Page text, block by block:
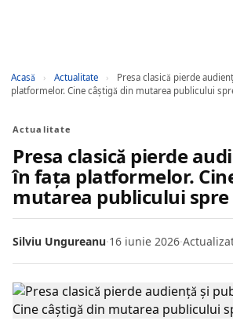
Acasă › Actualitate ›
Presa clasică pierde
platformelor. Cine câștigă din mutarea publicului
Actualitate
Presa clasică pierde
în fața platformelor.
mutarea publicului
Silviu Ungureanu·16 iunie 2026·